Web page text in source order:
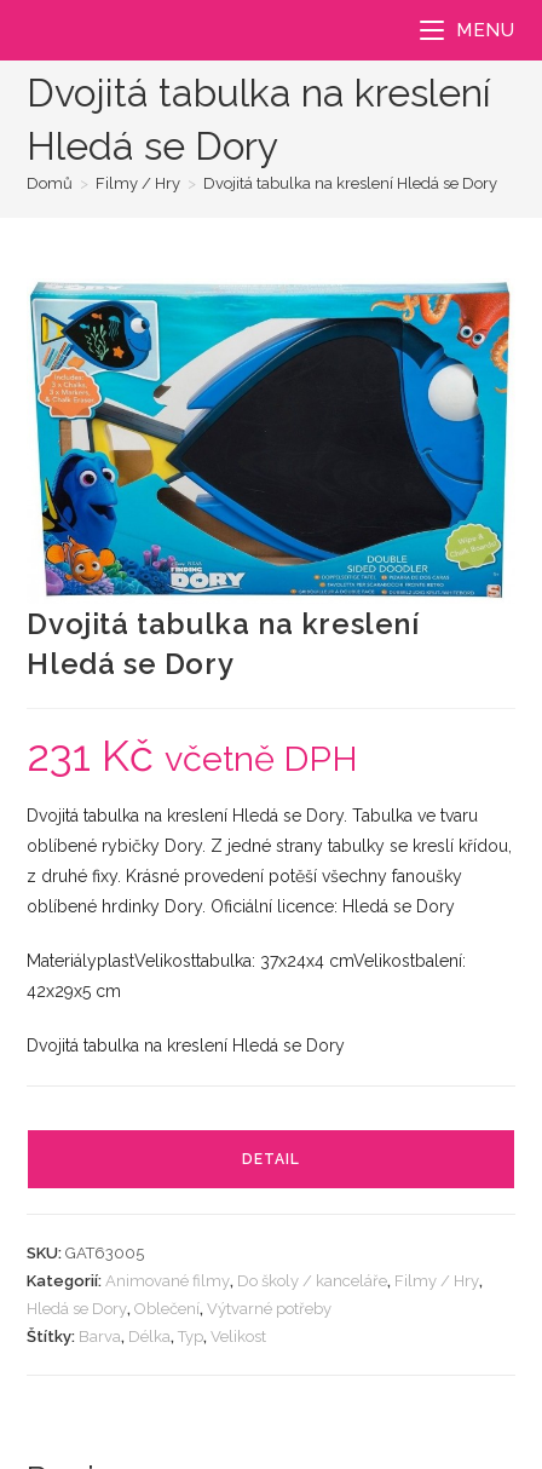
MENU
Dvojitá tabulka na kreslení
Hledá se Dory
Domů > Filmy / Hry > Dvojitá tabulka na kreslení Hledá se Dory
Dvojitá tabulka na kreslení
Hledá se Dory
231 Kč včetně DPH
Dvojitá tabulka na kreslení Hledá se Dory. Tabulka ve tvaru
oblíbené rybičky Dory. Z jedné strany tabulky se kreslí křídou,
z druhé fixy. Krásné provedení potěší všechny fanoušky
oblíbené hrdinky Dory. Oficiální licence: Hledá se Dory
MateriályplastVelikosttabulka: 37x24x4 cmVelikostbalení:
42x29x5 cm
Dvojitá tabulka na kreslení Hledá se Dory
DETAIL
SKU:GAT63005
Kategorií: Animované filmy, Do školy / kanceláře, Filmy / Hry,
Hledá se Dory,Oblečení,Výtvarné potřeby
Štítky: Barva, Délka,Typ,Velikost